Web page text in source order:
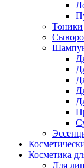
Тоники
Косметика
Для